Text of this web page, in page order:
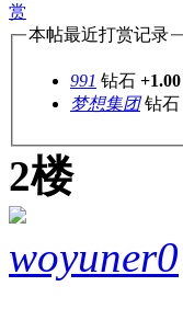
赏
本帖最近打赏记录
991 钻石 +1.00
梦想集团 钻石
2楼
woyuner0